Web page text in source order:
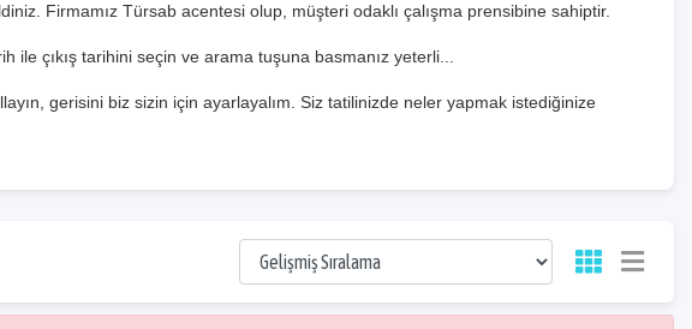
Firmamız Türsab acentesi olup, müşteri odaklı çalışma prensibine sahiptir.
ile çıkış tarihini seçin ve arama tuşuna basmanız yeterli...
gerisini biz sizin için ayarlayalım. Siz tatilinizde neler yapmak istediğinize